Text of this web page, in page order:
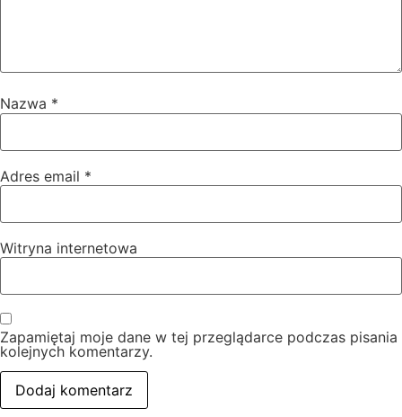
Nazwa *
Adres email *
Witryna internetowa
Zapamiętaj moje dane w tej przeglądarce podczas pisania
kolejnych komentarzy.